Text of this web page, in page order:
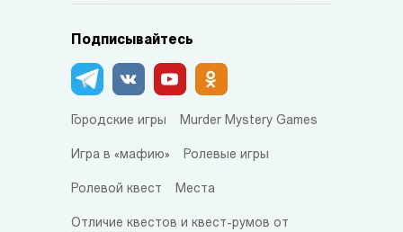
Подписывайтесь
Городские игры Murder Mystery Games
Игра в «мафию» Ролевые игры
Ролевой квест Места
Отличие квестов и квест-румов от